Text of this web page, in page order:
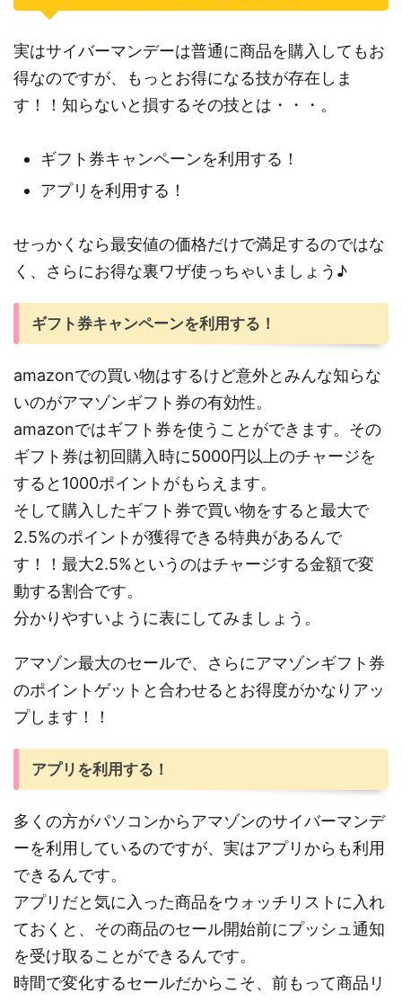
実はサイバーマンデーは普通に商品を購入してもお
得なのですが、もっとお得になる技が存在しま
す！！知らないと損するその技とは・・・。
ギフト券キャンペーンを利用する！
アプリを利用する！
せっかくなら最安値の価格だけで満足するのではな
く、さらにお得な裏ワザ使っちゃいましょう♪
ギフト券キャンペーンを利用する！
amazonでの買い物はするけど意外とみんな知らな
いのがアマゾンギフト券の有効性。
amazonではギフト券を使うことができます。その
ギフト券は初回購入時に5000円以上のチャージを
すると1000ポイントがもらえます。
そして購入したギフト券で買い物をすると最大で
2.5%のポイントが獲得できる特典があるんで
す！！最大2.5%というのはチャージする金額で変
動する割合です。
分かりやすいように表にしてみましょう。
アマゾン最大のセールで、さらにアマゾンギフト券
のポイントゲットと合わせるとお得度がかなりアッ
プします！！
アプリを利用する！
多くの方がパソコンからアマゾンのサイバーマンデ
ーを利用しているのですが、実はアプリからも利用
できるんです。
アプリだと気に入った商品をウォッチリストに入れ
ておくと、その商品のセール開始前にプッシュ通知
を受け取ることができるんです。
時間で変化するセールだからこそ、前もって商品リ